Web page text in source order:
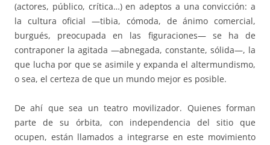
(actores, público, crítica…) en adeptos a una convicción: a
la cultura oficial —tibia, cómoda, de ánimo comercial,
burgués, preocupada en las figuraciones— se ha de
contraponer la agitada —abnegada, constante, sólida—, la
que lucha por que se asimile y expanda el altermundismo,
o sea, el certeza de que un mundo mejor es posible.
De ahí que sea un teatro movilizador. Quienes forman
parte de su órbita, con independencia del sitio que
ocupen, están llamados a integrarse en este movimiento